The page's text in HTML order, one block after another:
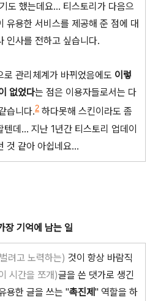
도 했는데요... 티스토리가 다음으
유용한 서비스를 제공해 준 점에 대
인사를 전하고 싶습니다.
관리체계가 바뀌었음에도 이렇
없었다는 점은 이용자들로서는 다
습니다.2 하다못해 스킨이라도 좀
데... 지난 1년간 티스토리 업데이
것 같아 아쉽네요...
장 기억에 남는 일
려고 노력하는) 것이 항상 바람직
시간을 쪼개)글을 쓴 댓가로 생긴
용한 글을 쓰는 "촉진제 " 역할을 하